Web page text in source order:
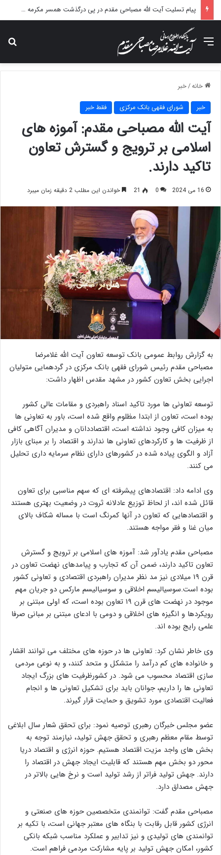
پیام تسلیت آیت الله مصباحی مقدم در پی درگذشت همسر مکرمه حضرت آیت‌الله العظمی سیستانی.
منو
خانه/خبر
خبر شورای فقهی بانک مرکزی فقط خبر
آیت الله مصباحی مقدم: آموزه های
اسلامی بر ترویج و گسترش تعاون
تاکید دارند.
16 می 2024 0
21 خواندن این مطلب 2 دقیقه زمان میبرد
به گزارش روابط عمومی بانک توسعه تعاون آیت الله غلامرضا
مصباحی مقدم رئیس شورای فقهی بانک مرکزی در گردهمایی متولیان
اجرایی بخش تعاون کشور در مشهد مقدس اظهار داشت:
توسعه تعاونی ها مورد تاکید اسناد راهبردی و مقامات عالی کشور
بوده است، تعاون از ابتدا مظلوم واقع شده است، باور به تعاونی ها
به میزان کافی وجود نداشته است، اقتصاددانان و مدیران آگاهی کافی
از ظرفیت ها و کارکردهای تعاونی ها ندارند و اقتصاد را بر مبنای بازار
آزاد و الگوی پیاده شده در کشورهای دارای نظام سرمایه داری تحلیل
می کنند.
وی ادامه داد: اقتصادهای پیشرفته ای که سهم مناسبی برای تعاون
قائل شده اند، از لحاظ توزیع عادلانه ثروت در وضعیت بهتری هستند
و اقتصادهایی که تعاون در آنها کمرنگ است با مساله شکاف بالای
میان غنا و فقر مواجه هستند.
مصباحی مقدم یادآور شد: آموزه های اسلامی بر ترویج و گسترش
تعاون تاکید دارند، ضمن آن که تجارب و پیامدهای نهضت تعاون در
قرن ۱۹ میلادی نیز مد نظر مدیران راهبردی اقتصادی و تعاونی کشور
بوده است.سوسیالیسم اخلاقی و سوسیالیسم مارکس دو جریان مهم
موجود در نهضت های قرن ۱۹ تعاون بوده است، که اولی مبتنی بر
رویکردها و انگیزه های اخلاقی و دومی با ادعای مبتنی بر مبانی صرفا
علمی رایج بوده اند.
وی خاطر نشان کرد: تعاونی ها در حوزه های مختلف می توانند اقشار
و خانواده های کم درآمد را متشکل و متحد کنند، و به نوعی مردمی
سازی اقتصاد محسوب می شود. در کشورظرفیت های بزرگ ایجاد
تعاونی ها را داریم، جوانان باید برای تشکیل تعاونی ها و انجام
فعالیت اقتصادی مورد تشویق و حمایت قرار گیرند.
عضو مجلس خبرگان رهبری توصیه نمود: برای تحقق شعار سال ابلاغی
توسط مقام معظم رهبری و تحقق جهش تولید، نیازمند توجه به
بخش های واجد مزیت اقتصاد هستیم. حوزه انرژی و اقتصاد دریا
محور دو بخش مهم هستند که قابلیت ایجاد جهش در اقتصاد را
دارند. جهش تولید فراتر از رشد تولید است و نرخ هایی بالاتر در
جهش مصداق دارد.
مصباحی مقدم گفت: توانمندی متخصصین حوزه های صنعتی و
انرژی کشور قابل رقابت با بنگاه های معتبر جهانی است، با تکیه بر
توانمندی های تولیدی و نیز تدابیر و عملکرد مناسب شبکه بانکی
کشور، امکان جهش تولید بر پایه مشارکت مردمی فراهم است.